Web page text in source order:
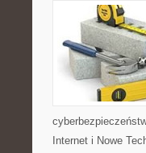
Internet i Nowe